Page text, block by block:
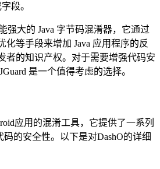
段。
强大的 Java 字节码混淆器，它通过
化等手段来增加 Java 应用程序的反
者的知识产权。对于需要增强代码安
是一个值得考虑的选择。
应用的混淆工具，它提供了一系列
码的安全性。以下是对DashO的详细